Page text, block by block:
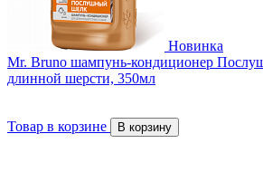
Новинка
Mr. Bruno шампунь-кондиционер
длинной шерсти, 350мл
Товар в корзине В корзину